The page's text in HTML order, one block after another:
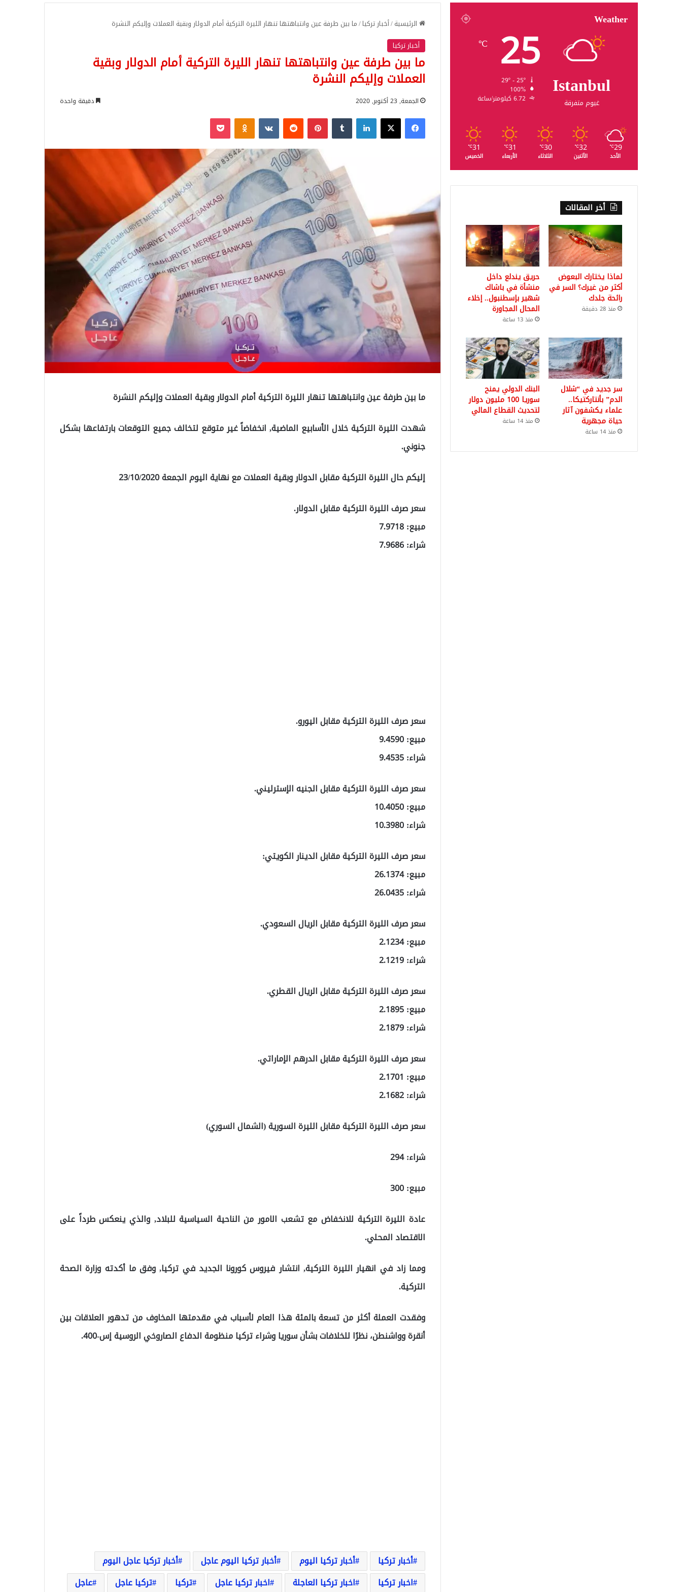
الرئيسية/أخبار تركيا/ما بين طرفة عين وانتباهتها تنهار الليرة التركية أمام الدولار وبقية العملات وإليكم النشرة
أخبار تركيا
ما بين طرفة عين وانتباهتها تنهار الليرة التركية أمام الدولار وبقية
العملات وإليكم النشرة
الجمعة, 23 أكتوبر, 2020 دقيقة واحدة
فيسبوك‫X لينكدإن بينتيريست Odnoklassniki
‫Pocket
ما بين طرفة عين وانتباهتها تنهار الليرة التركية أمام الدولار وبقية العملات وإليكم النشرة
شهدت الليرة التركية خلال الأسابيع الماضية, انخفاضاً غير متوقع لتخالف جميع التوقعات بارتفاعها بشكل
جنوني.
إليكم حال الليرة التركية مقابل الدولار وبقية العملات مع نهاية اليوم الجمعة 23/10/2020
سعر صرف الليرة التركية مقابل الدولار.
مبيع: 7.9718
شراء: 7.9686
سعر صرف الليرة التركية مقابل اليورو.
مبيع: 9.4590
شراء: 9.4535
سعر صرف الليرة التركية مقابل الجنيه الإسترليني.
مبيع: 10.4050
شراء: 10.3980
سعر صرف الليرة التركية مقابل الدينار الكويتي:
مبيع: 26.1374
شراء: 26.0435
سعر صرف الليرة التركية مقابل الريال السعودي.
مبيع: 2.1234
شراء: 2.1219
سعر صرف الليرة التركية مقابل الريال القطري.
مبيع: 2.1895
شراء: 2.1879
سعر صرف الليرة التركية مقابل الدرهم الإماراتي.
مبيع: 2.1701
شراء: 2.1682
سعر صرف الليرة التركية مقابل الليرة السورية (الشمال السوري)
شراء: 294
مبيع: 300
عادة الليرة التركية للانخفاض مع تشعب الامور من الناحية السياسية للبلاد, والذي ينعكس طرداً على
الاقتصاد المحلي.
ومما زاد في انهيار الليرة التركية, انتشار فيروس كورونا الجديد في تركيا, وفق ما أكدته وزارة الصحة
التركية.
وفقدت العملة أكثر من تسعة بالمئة هذا العام لأسباب في مقدمتها المخاوف من تدهور العلاقات بين
أنقرة وواشنطن، نظرًا للخلافات بشأن سوريا وشراء تركيا منظومة الدفاع الصاروخي الروسية إس-400.
أخبار تركيا أخبار تركيا اليوم أخبار تركيا اليوم عاجل
أخبار تركيا عاجل اليوم
اخبار تركيا
اخبار تركيا العاجلة اخبار تركيا عاجل تركيا تركيا عاجل عاجل
Weather
Istanbul
غيوم متفرقة
25
℃
100%
6.72 كيلومتر/ساعة
29
℃
الأحد
32
℃
الأثنين
30
℃
الثلاثاء
31
℃
الأربعاء
31
℃
الخميس
أخر المقالات
لماذا يختارك البعوض
أكثر من غيرك؟ السر في
رائحة جلدك
منذ 28 دقيقة
حريق يندلع داخل
منشأة في باشاك
شهير بإسطنبول.. إخلاء
المحال المجاورة
منذ 13 ساعة
سر جديد في “شلال
الدم” بأنتاركتيكا..
علماء يكشفون آثار
حياة مجهرية
منذ 14 ساعة
البنك الدولي يمنح
سوريا 100 مليون دولار
لتحديث القطاع المالي
منذ 14 ساعة